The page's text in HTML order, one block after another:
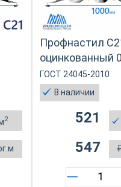
2
Профнастил
оцинкованный
ГОСТ 24045-2010
В наличии
521
547